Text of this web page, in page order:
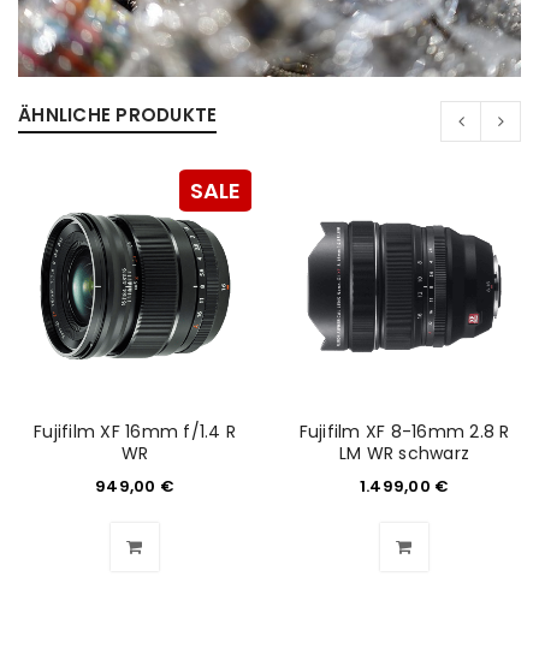
ÄHNLICHE PRODUKTE
SALE
Fujifilm XF 16mm f/1.4 R
WR
949,00 €
Fujifilm XF 8-16mm 2.8 R
LM WR schwarz
1.499,00 €